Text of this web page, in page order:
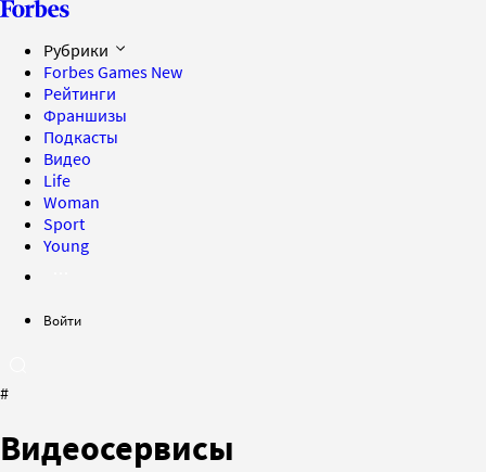
Рубрики
Forbes Games New
Рейтинги
Франшизы
Подкасты
Видео
Life
Woman
Sport
Young
Войти
#
Видеосервисы